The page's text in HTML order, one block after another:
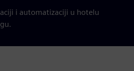
i automatizaciji u hotelu